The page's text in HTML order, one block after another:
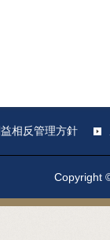
相反管理方針
Copyright